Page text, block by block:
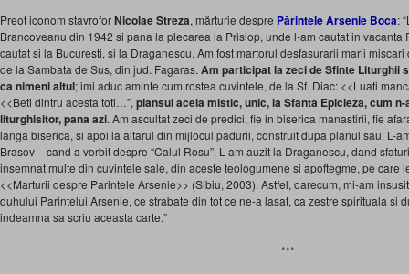
Preot iconom stavroforNicolae Streza, mărturie despre Părintele Arsenie Boca:
Brancoveanu din 1942 si pana la plecarea la Prislop, unde l-am cautat in vacanta
cautat si la Bucuresti, si la Draganescu. Am fost martorul desfasurarii marii
de la Sambata de Sus, din jud. Fagaras. Am participat la zeci de Sfinte Liturghii
ca nimeni altul; imi aduc aminte cum rostea cuvintele, de la Sf. Diac: <<Luati
<<Beti dintru acesta toti…”, plansul acela mistic, unic, la Sfanta Epicleza, cum
liturghisitor, pana azi. Am ascultat zeci de predici, fie in biserica manastirii, fie
langa biserica, si apoi la altarul din mijlocul padurii, construit dupa planul sau. L-
Brasov – cand a vorbit despre “Calul Rosu”. L-am auzit la Draganescu, dand
insemnat multe din cuvintele sale, din aceste teologumene si apoftegme, pe care
<<Marturii despre Parintele Arsenie>> (Sibiu, 2003). Astfel, oarecum, mi-am
duhului Parintelui Arsenie, ce strabate din tot ce ne-a lasat, ca zestre spirituala si
indeamna sa scriu aceasta carte.”
***